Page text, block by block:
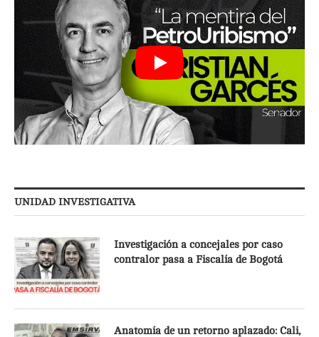
UNIDAD INVESTIGATIVA
Investigación a concejales por caso
contralor pasa a Fiscalía de Bogotá
Anatomía de un retorno aplazado: Cali,